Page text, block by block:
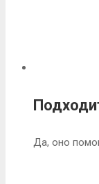
Да, оно